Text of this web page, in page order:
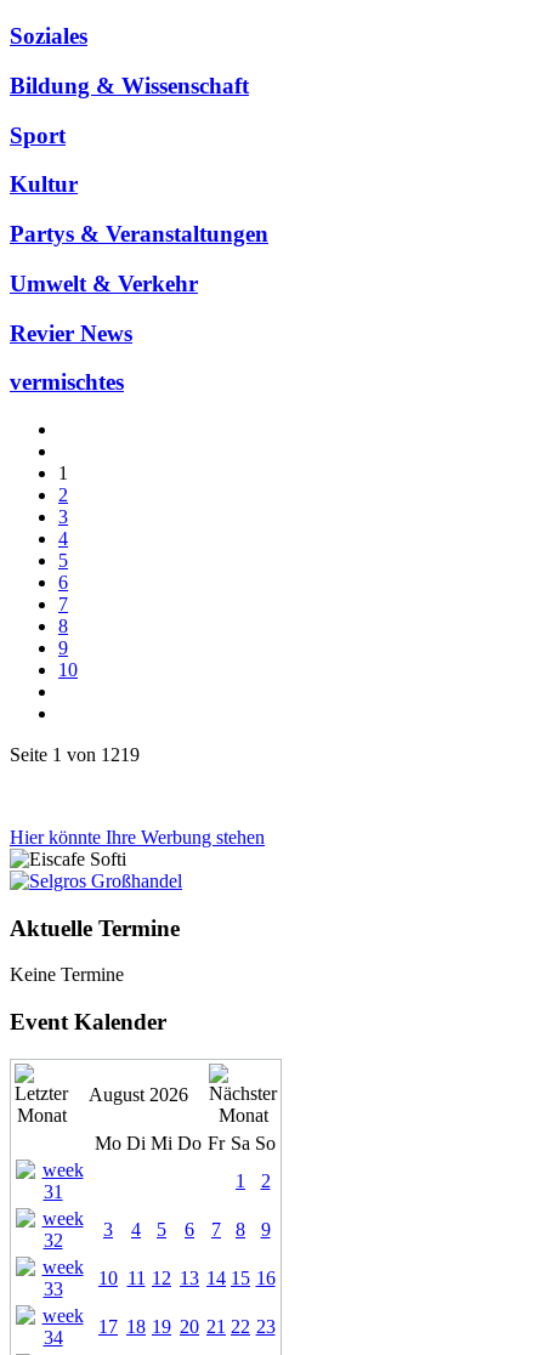
Soziales
Bildung & Wissenschaft
Sport
Kultur
Partys & Veranstaltungen
Umwelt & Verkehr
Revier News
vermischtes
1
2
3
4
5
6
7
8
9
10
Seite 1 von 1219
Hier könnte Ihre Werbung stehen
Aktuelle Termine
Keine Termine
Event Kalender
August 2026
Mo Di Mi Do Fr Sa So
1
2
3 4 5 6 7 8 9
10 11 12 13 14 15 16
17 18 19 20 21 22 23